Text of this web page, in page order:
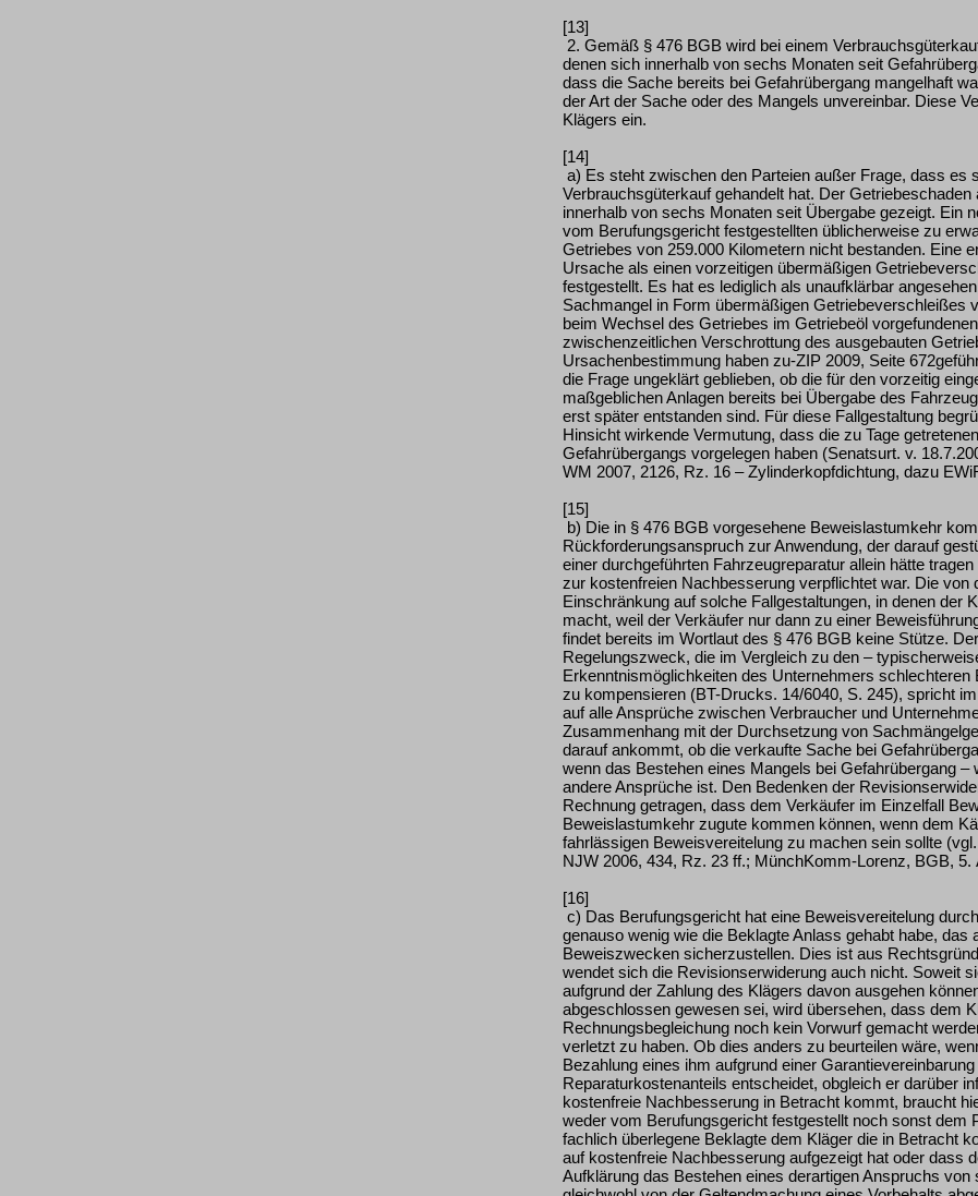
[13]
2. Gemäß § 476 BGB wird bei einem
denen sich innerhalb von sechs Monaten seit
dass die Sache bereits bei Gefahrübergang mangelhaft
der Art der Sache oder des Mangels unvereinbar. Diese
Klägers ein.
[14]
a) Es steht zwischen den Parteien außer Frage, dass es
Verbrauchsgüterkauf gehandelt hat. Der
innerhalb von sechs Monaten seit Übergabe gezeigt. Ein
vom Berufungsgericht festgestellten üblicherweise zu
Getriebes von 259.000 Kilometern nicht bestanden. Eine
Ursache als einen vorzeitigen übermäßigen
festgestellt. Es hat es lediglich als unaufklärbar
Sachmangel in Form übermäßigen Getriebeverschleißes
beim Wechsel des Getriebes im Getriebeöl
zwischenzeitlichen Verschrottung des ausgebauten
Ursachenbestimmung haben zu-ZIP 2009, Seite
die Frage ungeklärt geblieben, ob die für den vorzeitig
maßgeblichen Anlagen bereits bei Übergabe des
erst später entstanden sind. Für diese Fallgestaltung
Hinsicht wirkende Vermutung, dass die zu Tage
Gefahrübergangs vorgelegen haben (Senatsurt. v.
WM 2007, 2126, Rz. 16 – Zylinderkopfdichtung, dazu
[15]
b) Die in § 476 BGB vorgesehene Beweislastumkehr
Rückforderungsanspruch zur Anwendung, der darauf
einer durchgeführten Fahrzeugreparatur allein hätte
zur kostenfreien Nachbesserung verpflichtet war. Die von
Einschränkung auf solche Fallgestaltungen, in denen der
macht, weil der Verkäufer nur dann zu einer
findet bereits im Wortlaut des § 476 BGB keine Stütze.
Regelungszweck, die im Vergleich zu den –
Erkenntnismöglichkeiten des Unternehmers
zu kompensieren (BT-Drucks. 14/6040, S. 245), spricht
auf alle Ansprüche zwischen Verbraucher und
Zusammenhang mit der Durchsetzung von
darauf ankommt, ob die verkaufte Sache bei
wenn das Bestehen eines Mangels bei Gefahrübergang –
andere Ansprüche ist. Den Bedenken der
Rechnung getragen, dass dem Verkäufer im Einzelfall
Beweislastumkehr zugute kommen können, wenn dem
fahrlässigen Beweisvereitelung zu machen sein sollte
NJW 2006, 434, Rz. 23 ff.; MünchKomm-Lorenz, BGB, 5.
[16]
c) Das Berufungsgericht hat eine Beweisvereitelung
genauso wenig wie die Beklagte Anlass gehabt habe, das
Beweiszwecken sicherzustellen. Dies ist aus
wendet sich die Revisionserwiderung auch nicht. Soweit
aufgrund der Zahlung des Klägers davon ausgehen
abgeschlossen gewesen sei, wird übersehen, dass dem
Rechnungsbegleichung noch kein Vorwurf gemacht
verletzt zu haben. Ob dies anders zu beurteilen wäre,
Bezahlung eines ihm aufgrund einer
Reparaturkostenanteils entscheidet, obgleich er darüber
kostenfreie Nachbesserung in Betracht kommt, braucht
weder vom Berufungsgericht festgestellt noch sonst dem
fachlich überlegene Beklagte dem Kläger die in Betracht
auf kostenfreie Nachbesserung aufgezeigt hat oder dass
Aufklärung das Bestehen eines derartigen Anspruchs